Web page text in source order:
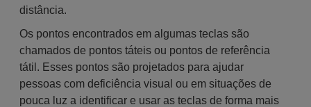
distância.
Os pontos encontrados em algumas teclas são
chamados de pontos táteis ou pontos de referência
tátil. Esses pontos são projetados para ajudar
pessoas com deficiência visual ou em situações de
pouca luz a identificar e usar as teclas de forma mais